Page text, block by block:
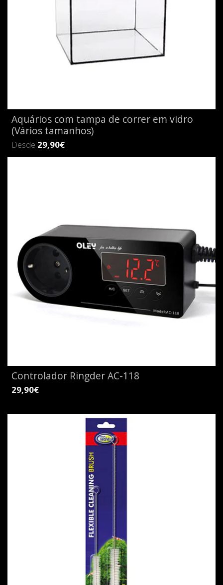
Aquários com tampa de correr em vidro
(Vários tamanhos)
Desde 29,90€
Controlador Ringder AC-118
29,90€